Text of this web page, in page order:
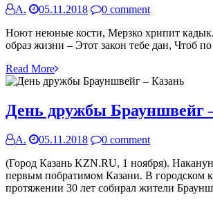
А. 05.11.2018
0 comment
Ноют неюные кости, Мерзко хрипит
образ жизни – Этот закон тебе дан, Чтоб
Read More
День дружбы Брауншвейг
А. 05.11.2018
0 comment
(Город Казань KZN.RU, 1 ноября).
первым побратимом Казани. В городском
протяжении 30 лет собирал жители